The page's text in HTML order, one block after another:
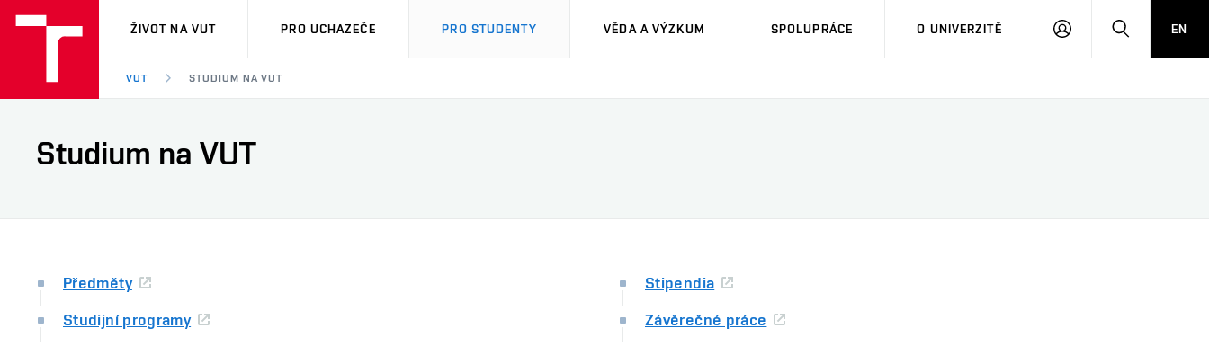
VUT
ŽIVOT NA VUT PRO UCHAZEČE PRO STUDENTY VĚDA A VÝZKUM SPOLUPRÁCE O UNIVERZITĚ
PŘIHLÁSIT HLEDATEN
VUT STUDIUM NA VUT
Studium na VUT
Předměty
Studijní programy
Stipendia
Závěrečné práce